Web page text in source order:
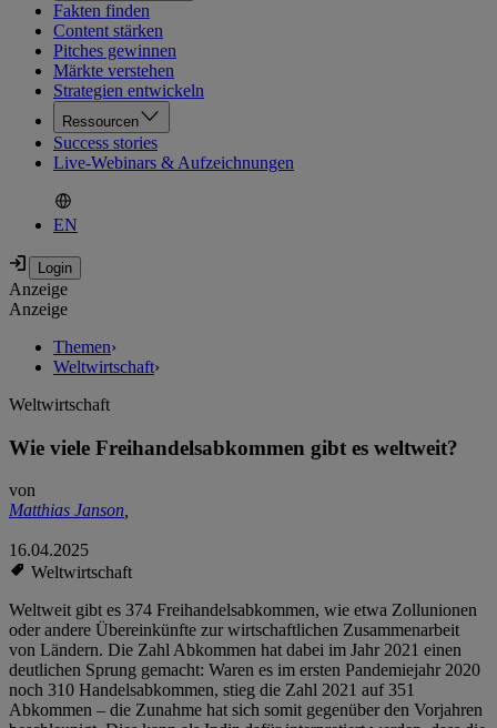
Fakten finden
Content stärken
Pitches gewinnen
Märkte verstehen
Strategien entwickeln
Ressourcen
Success stories
Live-Webinars & Aufzeichnungen
EN
Anzeige
Anzeige
Themen›
Weltwirtschaft›
Weltwirtschaft
Wie viele Freihandelsabkommen gibt es weltweit?
von
Matthias Janson,
16.04.2025
Weltwirtschaft
Weltweit gibt es 374 Freihandelsabkommen, wie etwa Zollunionen
oder andere Übereinkünfte zur wirtschaftlichen Zusammenarbeit
von Ländern. Die Zahl Abkommen hat dabei im Jahr 2021 einen
deutlichen Sprung gemacht: Waren es im ersten Pandemiejahr 2020
noch 310 Handelsabkommen, stieg die Zahl 2021 auf 351
Abkommen – die Zunahme hat sich somit gegenüber den Vorjahren